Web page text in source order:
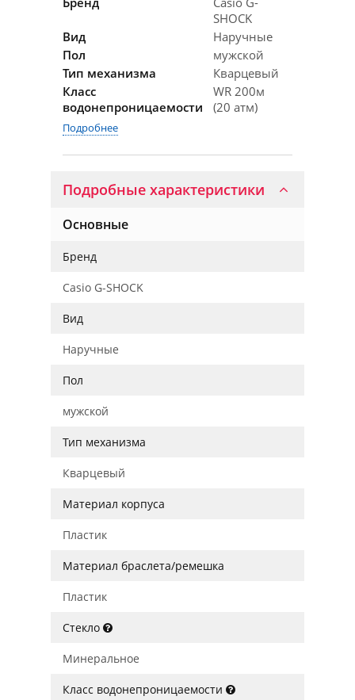
SHOCK
Вид
Наручные
Пол
мужской
Тип механизма
Кварцевый
Класс
водонепроницаемости
WR 200м
(20 атм)
Подробнее
Подробные характеристики
Основные
Бренд
Casio G-SHOCK
Вид
Наручные
Пол
мужской
Тип механизма
Кварцевый
Материал корпуса
Пластик
Материал браслета/ремешка
Пластик
Стекло
Минеральное
Класс водонепроницаемости